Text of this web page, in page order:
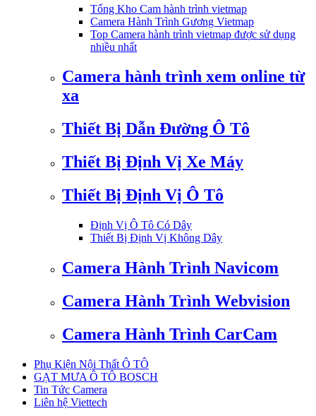
Tổng Kho Cam hành trình vietmap
Camera Hành Trình Gương Vietmap
Top Camera hành trình vietmap được sử dụng
nhiều nhất
Camera hành trình xem online từ
xa
Thiết Bị Dẫn Đường Ô Tô
Thiết Bị Định Vị Xe Máy
Thiết Bị Định Vị Ô Tô
Định Vị Ô Tô Có Dây
Thiết Bị Định Vị Không Dây
Camera Hành Trình Navicom
Camera Hành Trình Webvision
Camera Hành Trình CarCam
Phụ Kiện Nội Thất Ô TÔ
GẠT MƯA Ô TÔ BOSCH
Tin Tức Camera
Liên hệ Viettech